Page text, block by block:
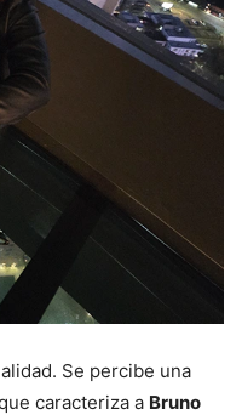
Se percibe una
caracteriza a Bruno